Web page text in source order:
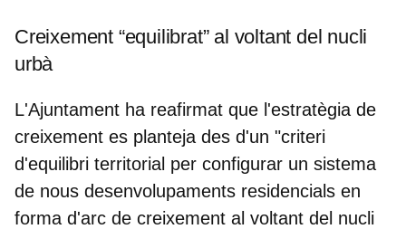
Creixement “equilibrat” al voltant del nucli
urbà
L'Ajuntament ha reafirmat que l'estratègia de
creixement es planteja des d'un "criteri
d'equilibri territorial per configurar un sistema
de nous desenvolupaments residencials en
forma d'arc de creixement al voltant del nucli